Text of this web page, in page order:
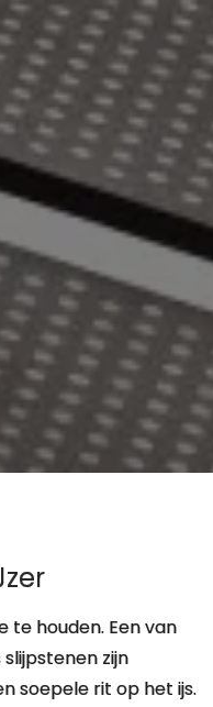
te houden. Een van
zijn
soepele rit op het ijs.